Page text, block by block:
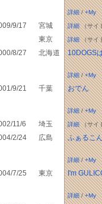
詳細/+My
9/17 宮城 詳細（サイ
東京 詳細（サイ
8/27 北海道 10DOGS
詳細/+My
9/21 千葉 おでん
詳細/+My
11/6 埼玉 詳細（サイ
2/24 広島 ふぁるこ
詳細/+My
7/25 東京 I'm
詳細/+My